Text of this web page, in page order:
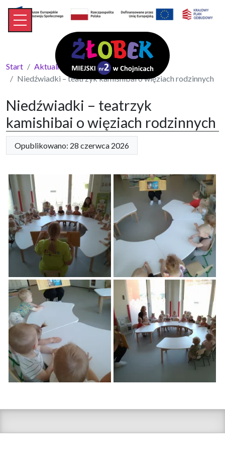
Start
Aktualności
Niedźwiadki – teatrzyk kamishibai o więziach rodzinnych
Niedźwiadki – teatrzyk
kamishibai o więziach rodzinnych
Opublikowano: 28 czerwca 2026